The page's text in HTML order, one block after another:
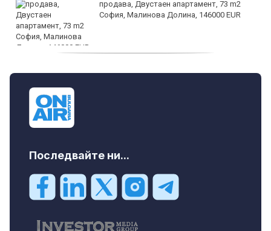
продава, Двустаен апартамент, 73 m2
София, Малинова Долина, 146000 EUR
Последвайте ни...